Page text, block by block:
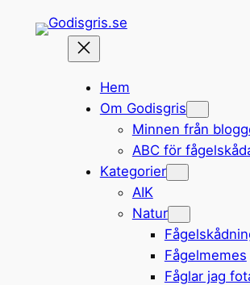
Hem
Om Godisgris
Minnen från
ABC för
Kategorier
AIK
Natur
Fågelmemes
Fåglar jag